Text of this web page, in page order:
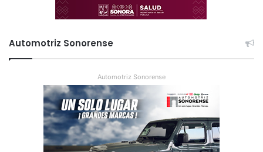
Automotriz Sonorense
Automotriz Sonorense